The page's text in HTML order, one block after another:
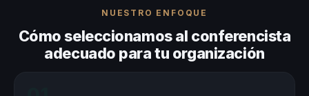
NUESTRO ENFOQUE
Cómo seleccionamos al conferencista
adecuado para tu organización